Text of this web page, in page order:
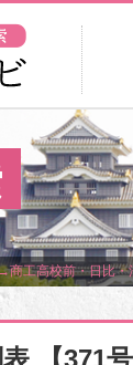
商工高校前・日比
【371